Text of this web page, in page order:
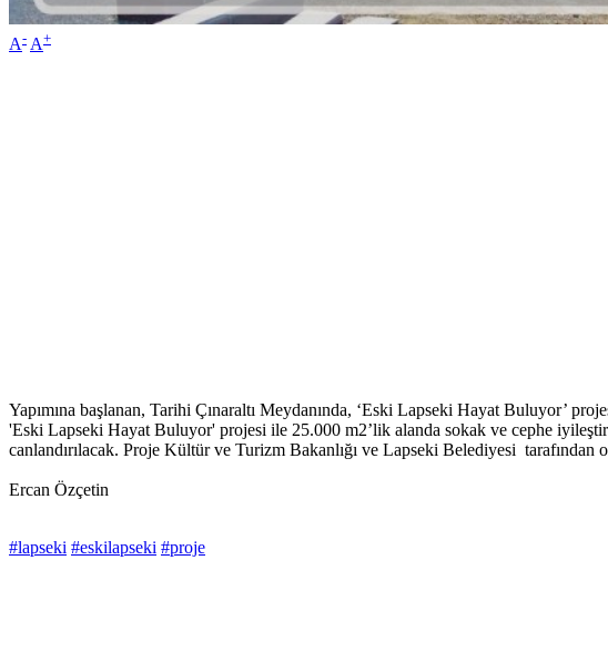
A- A+
Yapımına başlanan, Tarihi Çınaraltı Meydanında, ‘Eski Lapseki Hayat Buluyor’
'Eski Lapseki Hayat Buluyor' projesi ile 25.000 m2’lik alanda sokak ve cephe
canlandırılacak. Proje Kültür ve Turizm Bakanlığı ve Lapseki Belediyesi tarafından
Ercan Özçetin
#lapseki #eskilapseki #proje